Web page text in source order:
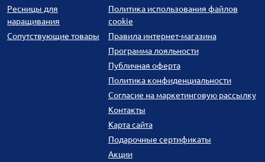
Ресницы для
наращивания
Сопутствующие товары
Политика использования файлов
cookie
Правила интернет-магазина
Программа лояльности
Публичная оферта
Политика конфиденциальности
Согласие на маркетинговую рассылку
Контакты
Карта сайта
Подарочные сертификаты
Акции